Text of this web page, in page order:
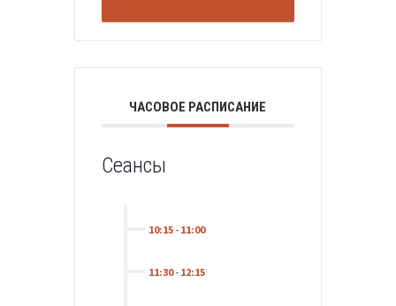
ЧАСОВОЕ РАСПИСАНИЕ
Сеансы
10:15- 11:00
11:30- 12:15